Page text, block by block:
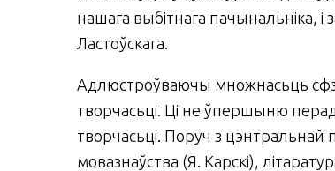
нашага выбітнага пачынальніка,
Ластоўскага.
Адлюстроўваючы множнасьць
творчасьці. Ці не ўпершыню перад
творчасьці. Поруч з цэнтральнай
мовазнаўства (Я. Карскі),